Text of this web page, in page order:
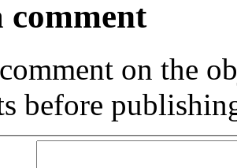
comment
on the
before